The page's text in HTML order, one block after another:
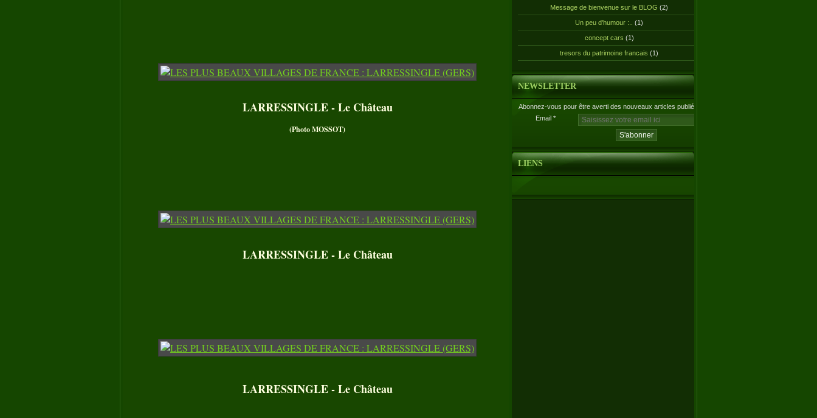
LARRESSINGLE - Le Château
(Photo MOSSOT)
LARRESSINGLE - Le Château
LARRESSINGLE - Le Château
Message de bienvenue sur le BLOG (2)
Un peu d'humour :.. (1)
concept cars (1)
tresors du patrimoine francais (1)
NEWSLETTER
Abonnez-vous pour être averti des nouveaux articles publiés.
Email
LIENS